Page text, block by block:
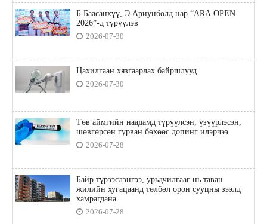
Б.Баасанхүү, Э.Ариунболд нар “ARA OPEN-
2026”-д түрүүлэв
2026-07-30
Цахилгаан хязгаарлах байршлууд
2026-07-30
Төв аймгийн наадамд түрүүлсэн, үзүүрлэсэн,
шөвгөрсөн гурван бөхөөс допинг илэрчээ
2026-07-28
Байр түрээслэнгээ, урьдчилгааг нь таван
жилийн хугацаанд төлбөл орон сууцны зээлд
хамрагдана
2026-07-28